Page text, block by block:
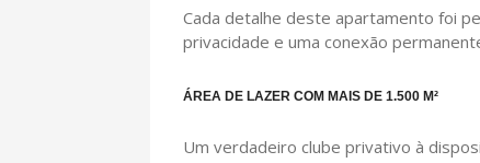
Cada detalhe deste apartamento foi
privacidade e uma conexão
ÁREA DE LAZER COM MAIS DE 1.500 M²
Um verdadeiro clube privativo à